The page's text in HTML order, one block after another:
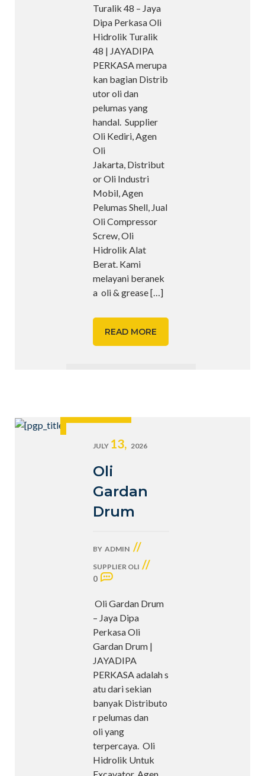
Turalik 48 – Jaya
Dipa Perkasa Oli
Hidrolik Turalik
48 | JAYADIPA
PERKASA merupa
kan bagian Distrib
utor oli dan
pelumas yang
handal. Supplier
Oli Kediri, Agen
Oli
Jakarta, Distribut
or Oli Industri
Mobil, Agen
Pelumas Shell, Jual
Oli Compressor
Screw, Oli
Hidrolik Alat
Berat. Kami
melayani beranek
a oli & grease[…]
READ MORE
JULY 13, 2026
Oli
Gardan
Drum
BY ADMIN //
SUPPLIER OLI //
0
Oli Gardan Drum
– Jaya Dipa
Perkasa Oli
Gardan Drum |
JAYADIPA
PERKASA adalah s
atu dari sekian
banyak Distributo
r pelumas dan
oli yang
terpercaya. Oli
Hidrolik Untuk